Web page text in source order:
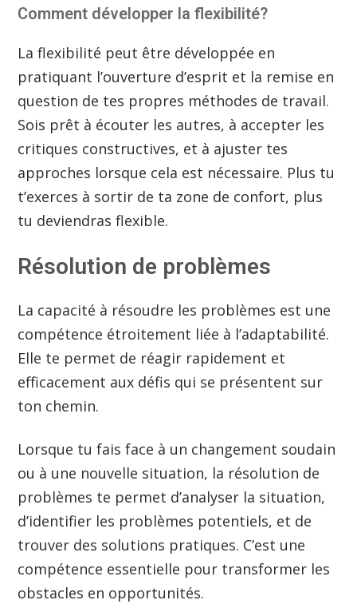
Comment développer la flexibilité?
La flexibilité peut être développée en
pratiquant l’ouverture d’esprit et la remise en
question de tes propres méthodes de travail.
Sois prêt à écouter les autres, à accepter les
critiques constructives, et à ajuster tes
approches lorsque cela est nécessaire. Plus tu
t’exerces à sortir de ta zone de confort, plus
tu deviendras flexible.
Résolution de problèmes
La capacité à résoudre les problèmes est une
compétence étroitement liée à l’adaptabilité.
Elle te permet de réagir rapidement et
efficacement aux défis qui se présentent sur
ton chemin.
Lorsque tu fais face à un changement soudain
ou à une nouvelle situation, la résolution de
problèmes te permet d’analyser la situation,
d’identifier les problèmes potentiels, et de
trouver des solutions pratiques. C’est une
compétence essentielle pour transformer les
obstacles en opportunités.